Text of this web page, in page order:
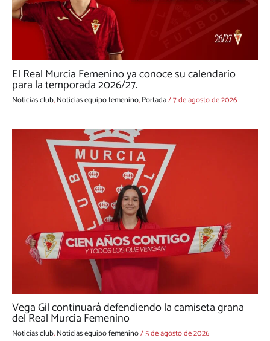
El Real Murcia Femenino ya conoce su calendario
para la temporada 2026/27.
Noticias club,Noticias equipo femenino,Portada/7 de agosto de 2026
Vega Gil continuará defendiendo la camiseta grana
del Real Murcia Femenino
Noticias club,Noticias equipo femenino/5 de agosto de 2026